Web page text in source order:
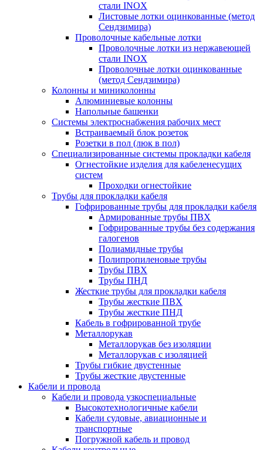
стали INOX
Листовые лотки оцинкованные (метод
Сендзимира)
Проволочные кабельные лотки
Проволочные лотки из нержавеющей
стали INOX
Проволочные лотки оцинкованные
(метод Сендзимира)
Колонны и миниколонны
Алюминиевые колонны
Напольные башенки
Системы электроснабжения рабочих мест
Встраиваемый блок розеток
Розетки в пол (люк в пол)
Специализированные системы прокладки кабеля
Огнестойкие изделия для кабеленесущих
систем
Проходки огнестойкие
Трубы для прокладки кабеля
Гофрированные трубы для прокладки кабеля
Армированные трубы ПВХ
Гофрированные трубы без содержания
галогенов
Полиамидные трубы
Полипропиленовые трубы
Трубы ПВХ
Трубы ПНД
Жесткие трубы для прокладки кабеля
Трубы жесткие ПВХ
Трубы жесткие ПНД
Кабель в гофрированной трубе
Металлорукав
Металлорукав без изоляции
Металлорукав с изоляцией
Трубы гибкие двустенные
Трубы жесткие двустенные
Кабели и провода
Кабели и провода узкоспециальные
Высокотехнологичные кабели
Кабели судовые, авиационные и
транспортные
Погружной кабель и провод